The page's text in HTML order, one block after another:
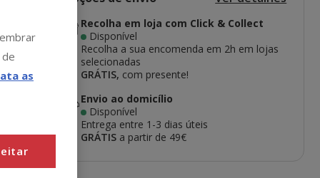
Recolha em loja com Click & Collect
Disponível
Recolha a sua encomenda em 2h em lojas
selecionadas
GRÁTIS, com presente!
Envio ao domicílio
Disponível
Entrega entre 1-3 dias úteis
GRÁTIS a partir de 49€
as